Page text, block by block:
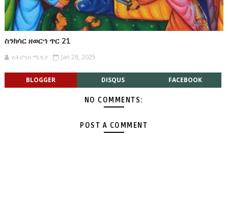
ስንክሳር ዘወርኀ ጥር 21
አትሮንስ ሚዲያ Jan 28, 2025
BLOGGER DISQUS FACEBOOK
NO COMMENTS:
POST A COMMENT